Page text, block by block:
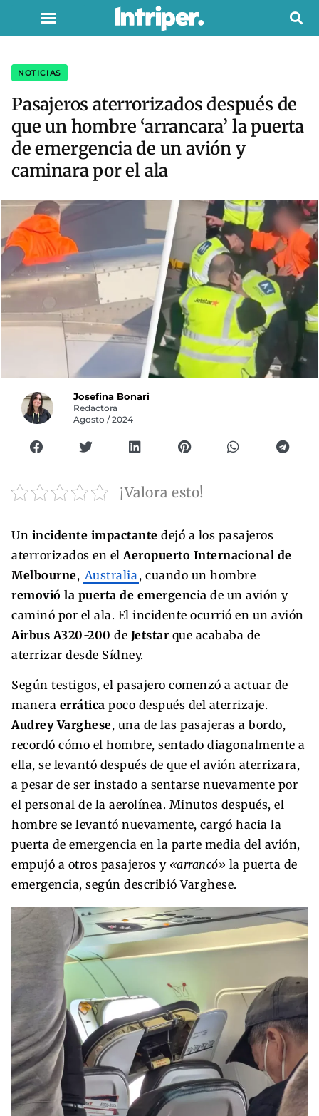
NOTICIAS
Pasajeros aterrorizados después de
que un hombre ‘arrancara’ la puerta
de emergencia de un avión y
caminara por el ala
Josefina Bonari
Redactora
Agosto / 2024
¡Valora esto!
Un incidente impactante dejó a los pasajeros
aterrorizados en el Aeropuerto Internacional de
Melbourne, Australia , cuando un hombre
removió la puerta de emergencia de un avión y
caminó por el ala. El incidente ocurrió en un avión
Airbus A320-200 de Jetstarque acababa de
aterrizar desde Sídney.
Según testigos, el pasajero comenzó a actuar de
manera errática poco después del aterrizaje.
Audrey Varghese, una de las pasajeras a bordo,
recordó cómo el hombre, sentado diagonalmente a
ella, se levantó después de que el avión aterrizara,
a pesar de ser instado a sentarse nuevamente por
el personal de la aerolínea. Minutos después, el
hombre se levantó nuevamente, cargó hacia la
puerta de emergencia en la parte media del avión,
empujó a otros pasajeros y «arrancó» la puerta de
emergencia, según describió Varghese.